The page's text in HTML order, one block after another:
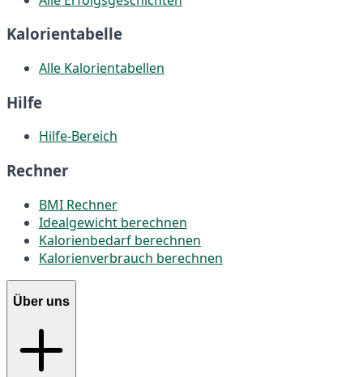
Kalorientabelle
Alle Kalorientabellen
Hilfe
Hilfe-Bereich
Rechner
BMI Rechner
Idealgewicht berechnen
Kalorienbedarf berechnen
Kalorienverbrauch berechnen
Über uns